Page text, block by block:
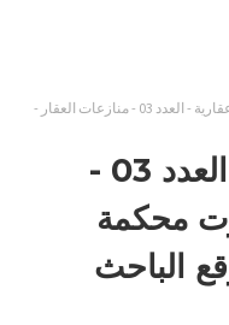
مجلة ملفات عقارية - العدد 03 - منازعات العقار -
مجلة ملفات عقارية - العدد 03 -
محكمة
الباحث